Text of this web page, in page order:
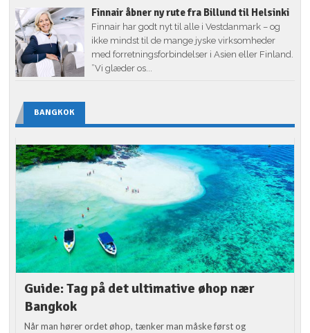
Finnair åbner ny rute fra Billund til Helsinki
Finnair har godt nyt til alle i Vestdanmark – og
ikke mindst til de mange jyske virksomheder
med forretningsforbindelser i Asien eller Finland.
”Vi glæder os...
BANGKOK
Guide: Tag på det ultimative øhop nær
Bangkok
Når man hører ordet øhop, tænker man måske først og